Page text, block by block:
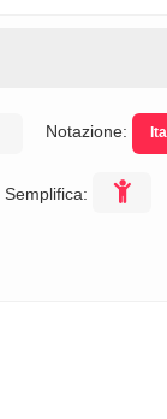
Notazione:
Semplifica: